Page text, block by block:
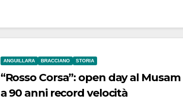
ANGUILLARA BRACCIANO STORIA
“Rosso Corsa”: open day al Musam
a 90 anni record velocità